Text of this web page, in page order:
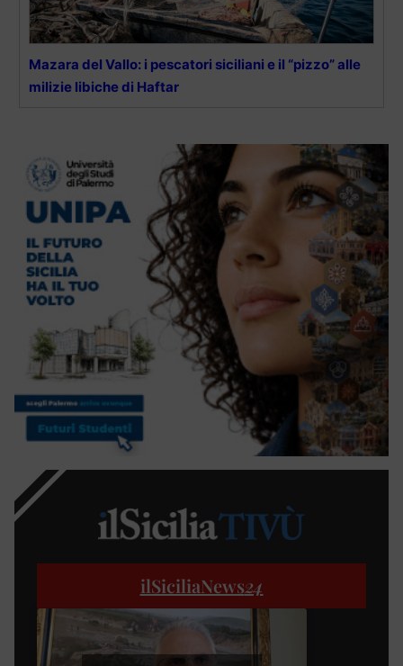
Mazara del Vallo: i pescatori siciliani e il “pizzo” alle
milizie libiche di Haftar
ilSiciliaNews24